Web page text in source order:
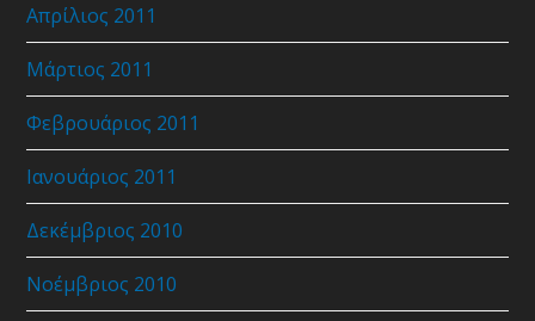
Απρίλιος 2011
Μάρτιος 2011
Φεβρουάριος 2011
Ιανουάριος 2011
Δεκέμβριος 2010
Νοέμβριος 2010